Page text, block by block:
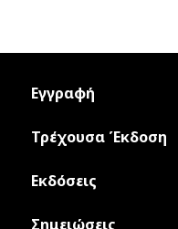
Εγγραφή
Τρέχουσα Έκδοση
Εκδόσεις
Σημειώσεις